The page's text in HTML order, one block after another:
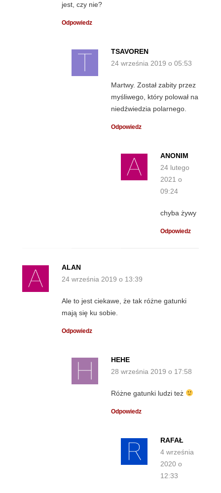
jest, czy nie?
Odpowiedz
TSAVOREN
24 września 2019 o 05:53
Martwy. Został zabity przez
myśliwego, który polował na
niedźwiedzia polarnego.
Odpowiedz
ANONIM
24 lutego
2021 o
09:24
chyba żywy
Odpowiedz
ALAN
24 września 2019 o 13:39
Ale to jest ciekawe, że tak różne gatunki
mają się ku sobie.
Odpowiedz
HEHE
28 września 2019 o 17:58
Różne gatunki ludzi też
Odpowiedz
RAFAŁ
4 września
2020 o
12:33